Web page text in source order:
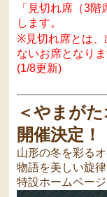
「見切れ席（3
します。
※見切れ席とは、
ないお席となり
(1/8更新)
＜やまが
開催決定！
山形の冬を彩る
物語を美しい旋
特設ホームペー